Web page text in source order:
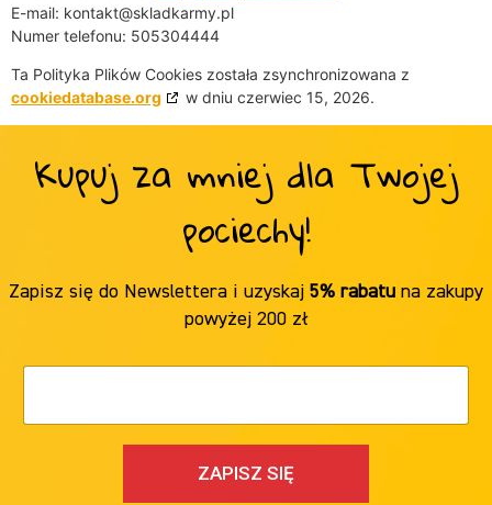
E-mail: kontakt@skladkarmy.pl
Numer telefonu: 505304444
Ta Polityka Plików Cookies została zsynchronizowana z
cookiedatabase.org
w dniu czerwiec 15, 2026.
Kupuj za mniej dla Twojej
pociechy!
Zapisz się do Newslettera i uzyskaj 5% rabatu na zakupy
powyżej 200 zł
ZAPISZ SIĘ